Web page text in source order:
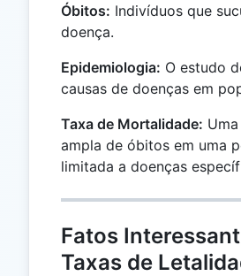
Óbitos: Indivíduos que
doença.
Epidemiologia: O estudo
causas de doenças em
Taxa de Mortalidade:
ampla de óbitos em uma
limitada a doenças
Fatos
Taxas de